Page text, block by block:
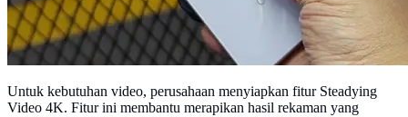
Untuk kebutuhan video, perusahaan menyiapkan fitur Steadying
Video 4K. Fitur ini membantu merapikan hasil rekaman yang